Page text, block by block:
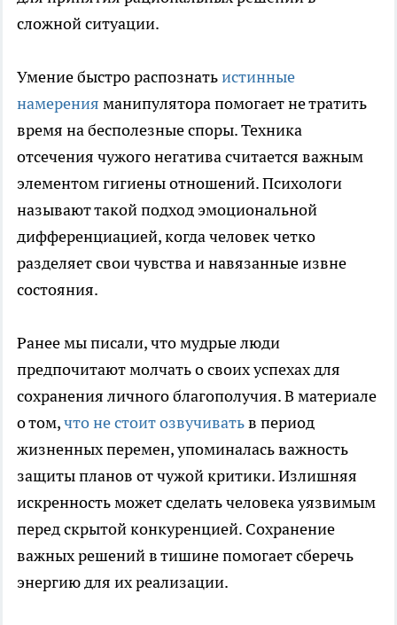
сложной ситуации.
Умение быстро распознатьистинные
намерения манипулятора помогает не тратить
время на бесполезные споры. Техника
отсечения чужого негатива считается важным
элементом гигиены отношений. Психологи
называют такой подход эмоциональной
дифференциацией, когда человек четко
разделяет свои чувства и навязанные извне
состояния.
Ранее мы писали, что мудрые люди
предпочитают молчать о своих успехах для
сохранения личного благополучия. В материале
о том,что не стоит озвучиватьв период
жизненных перемен, упоминалась важность
защиты планов от чужой критики. Излишняя
искренность может сделать человека уязвимым
перед скрытой конкуренцией. Сохранение
важных решений в тишине помогает сберечь
энергию для их реализации.